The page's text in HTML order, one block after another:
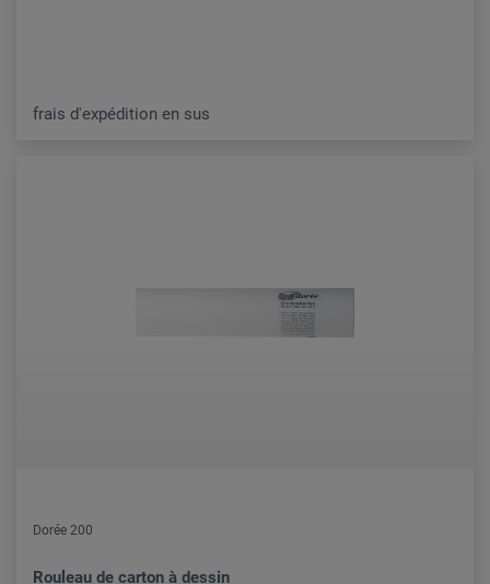
frais d'expédition en sus
Dorée 200
Rouleau de carton à dessin